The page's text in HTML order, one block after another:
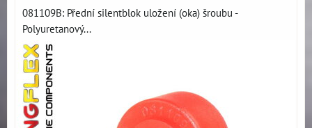
081109B: Přední silentblok uložení (oka) šroubu -
Polyuretanový...